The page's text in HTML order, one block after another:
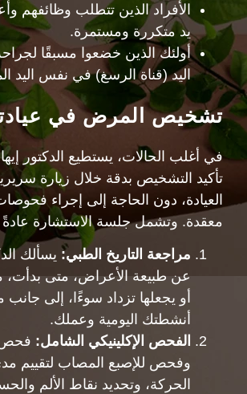
الأفراد الذين تتطلب وظائفهم
يد متكررة ومستمرة.
أولئك الذين خضعوا مسبقًا
اليد (قناة الرسغ) في نفس اليد
تشخيص المرض في
في أغلب الحالات، يستطيع الدكتور
تأكيد التشخيص بدقة خلال زيارة
العيادة، دون الحاجة إلى إجراء
معقدة. وتشمل جلسة الاستشارة عادةً
مراجعة التاريخ الطبي: يسألك
عن طبيعة الأعراض، متى بدأت،
أو يجعلها تزداد سوءًا، إلى
أنشطتك اليومية وعملك.
الفحص الإكلينيكي الشامل: فحص
وفحص للإصبع المصاب لتقييم
الحركة، وتحديد نقاط الألم